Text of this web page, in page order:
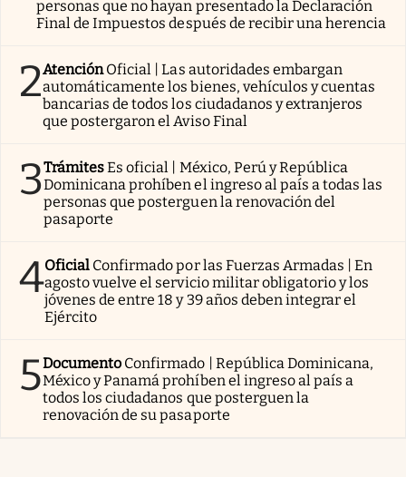
personas que no hayan presentado la Declaración
Final de Impuestos después de recibir una herencia
2AtenciónOficial | Las autoridades embargan
automáticamente los bienes, vehículos y cuentas
bancarias de todos los ciudadanos y extranjeros
que postergaron el Aviso Final
3TrámitesEs oficial | México, Perú y República
Dominicana prohíben el ingreso al país a todas las
personas que posterguen la renovación del
pasaporte
4Oficial Confirmado por las Fuerzas Armadas | En
agosto vuelve el servicio militar obligatorio y los
jóvenes de entre 18 y 39 años deben integrar el
Ejército
5Documento Confirmado | República Dominicana,
México y Panamá prohíben el ingreso al país a
todos los ciudadanos que posterguen la
renovación de su pasaporte